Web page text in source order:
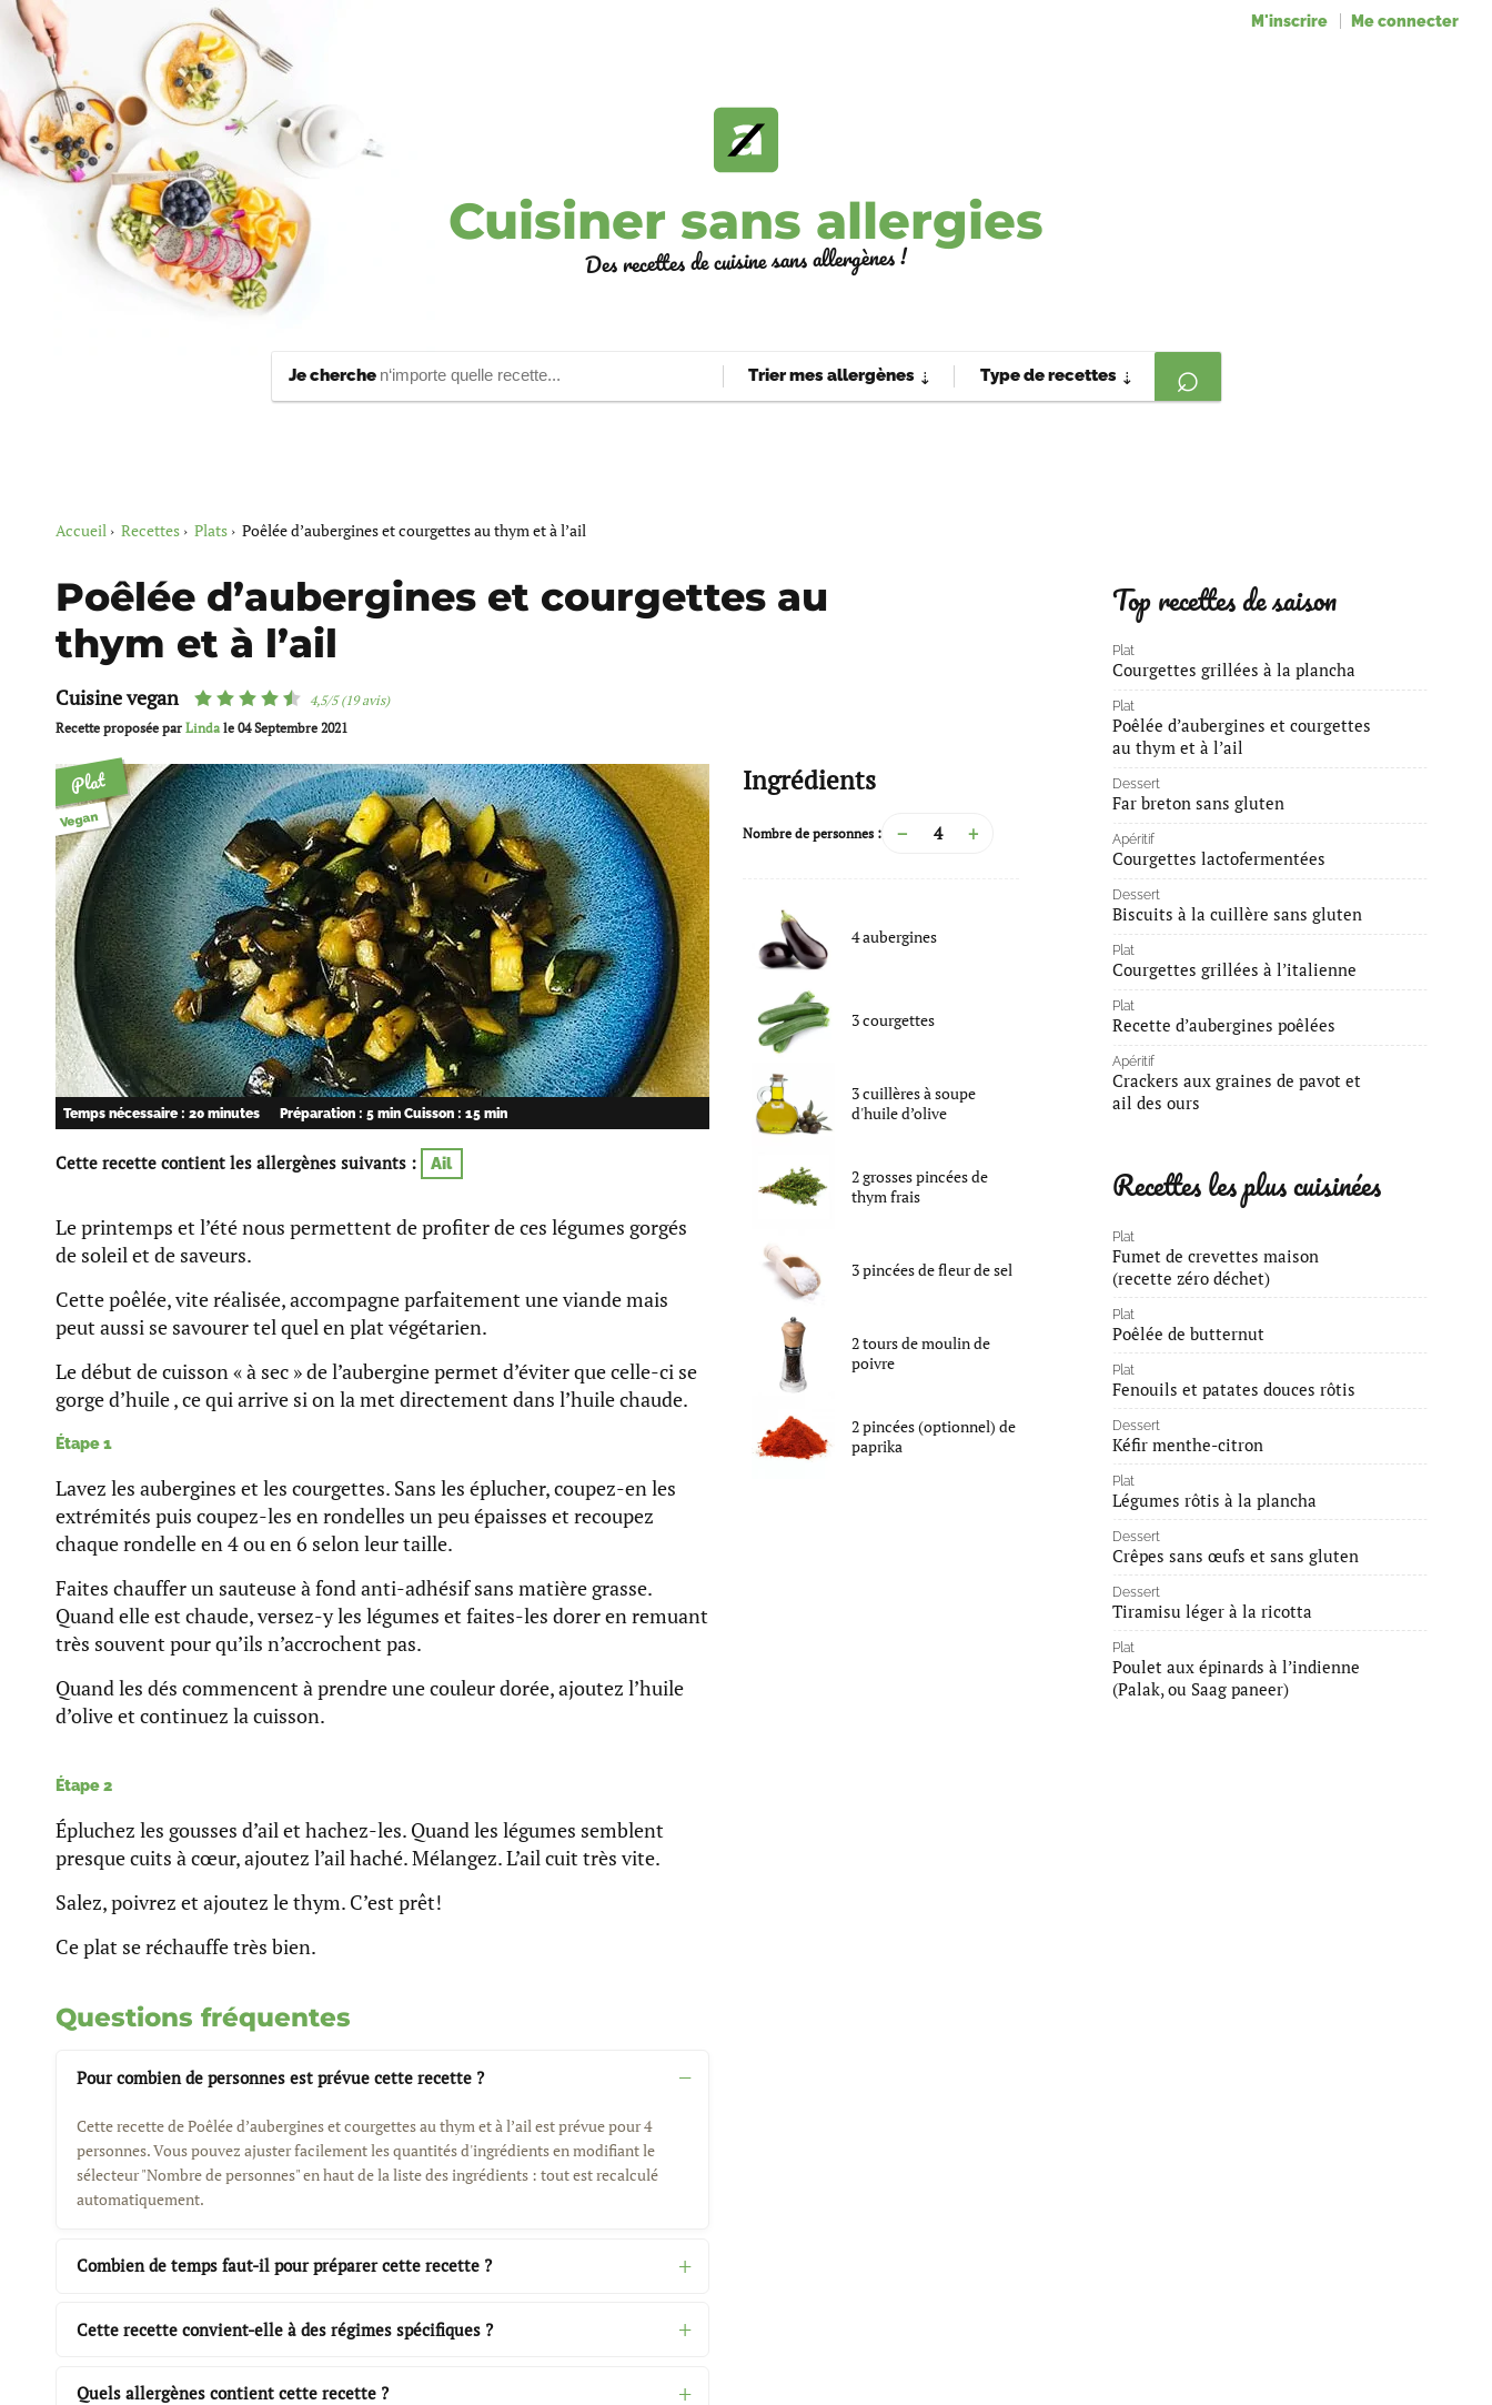
M'inscrire Me connecter
Cuisiner sans allergies
Des recettes de cuisine sans allergènes !
Je cherche Trier mes allergènes ⇣ Type de recettes ⇣
Accueil Recettes Plats Poêlée d’aubergines et courgettes au thym et à l’ail
Poêlée d’aubergines et courgettes au
thym et à l’ail
Cuisine vegan
4,5/5 (19 avis)
Recette proposée par Lindale 04 Septembre 2021
Plat
Vegan
Temps nécessaire : 20 minutes Préparation : 5 min Cuisson : 15 min
Cette recette contient les allergènes suivants : Ail
Le printemps et l’été nous permettent de profiter de ces légumes gorgés
de soleil et de saveurs.
Cette poêlée, vite réalisée, accompagne parfaitement une viande mais
peut aussi se savourer tel quel en plat végétarien.
Le début de cuisson « à sec » de l’aubergine permet d’éviter que celle-ci se
gorge d’huile , ce qui arrive si on la met directement dans l’huile chaude.
Étape 1
Lavez les aubergines et les courgettes. Sans les éplucher, coupez-en les
extrémités puis coupez-les en rondelles un peu épaisses et recoupez
chaque rondelle en 4 ou en 6 selon leur taille.
Faites chauffer un sauteuse à fond anti-adhésif sans matière grasse.
Quand elle est chaude, versez-y les légumes et faites-les dorer en remuant
très souvent pour qu’ils n’accrochent pas.
Quand les dés commencent à prendre une couleur dorée, ajoutez l’huile
d’olive et continuez la cuisson.
Étape 2
Épluchez les gousses d’ail et hachez-les. Quand les légumes semblent
presque cuits à cœur, ajoutez l’ail haché. Mélangez. L’ail cuit très vite.
Salez, poivrez et ajoutez le thym. C’est prêt!
Ce plat se réchauffe très bien.
Questions fréquentes
Pour combien de personnes est prévue cette recette ?
Cette recette de Poêlée d’aubergines et courgettes au thym et à l’ail est prévue pour 4
personnes. Vous pouvez ajuster facilement les quantités d'ingrédients en modifiant le
sélecteur "Nombre de personnes" en haut de la liste des ingrédients : tout est recalculé
automatiquement.
Combien de temps faut-il pour préparer cette recette ?
Cette recette convient-elle à des régimes spécifiques ?
Quels allergènes contient cette recette ?
Ingrédients
Nombre de personnes : − +
4aubergines
3courgettes
3cuillères à soupe
d'huile d’olive
2grosses pincéesde
thym frais
3pincéesdefleur de sel
2tours de moulinde
poivre
2pincées (optionnel) de
paprika
Top recettes de saison
Plat
Courgettes grillées à la plancha
Plat
Poêlée d’aubergines et courgettes
au thym et à l’ail
Dessert
Far breton sans gluten
Apéritif
Courgettes lactofermentées
Dessert
Biscuits à la cuillère sans gluten
Plat
Courgettes grillées à l’italienne
Plat
Recette d’aubergines poêlées
Apéritif
Crackers aux graines de pavot et
ail des ours
Recettes les plus cuisinées
Plat
Fumet de crevettes maison
(recette zéro déchet)
Plat
Poêlée de butternut
Plat
Fenouils et patates douces rôtis
Dessert
Kéfir menthe-citron
Plat
Légumes rôtis à la plancha
Dessert
Crêpes sans œufs et sans gluten
Dessert
Tiramisu léger à la ricotta
Plat
Poulet aux épinards à l’indienne
(Palak, ou Saag paneer)